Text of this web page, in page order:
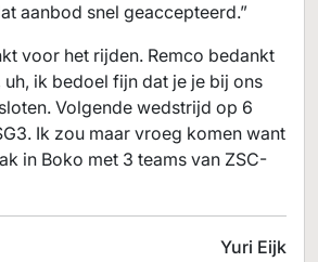
aanbod snel geaccepteerd.”
voor het rijden. Remco bedankt
ik bedoel fijn dat je je bij ons
Volgende wedstrijd op 6
Ik zou maar vroeg komen want
in Boko met 3 teams van ZSC-
Yuri Eijk